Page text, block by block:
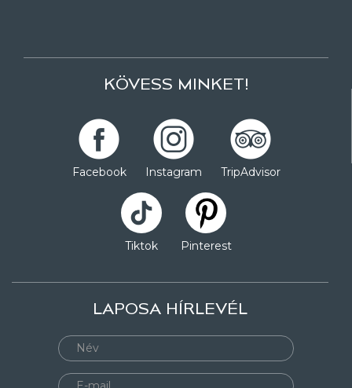
KÖVESS MINKET!
Facebook Instagram TripAdvisor
Tiktok Pinterest
LAPOSA HÍRLEVÉL